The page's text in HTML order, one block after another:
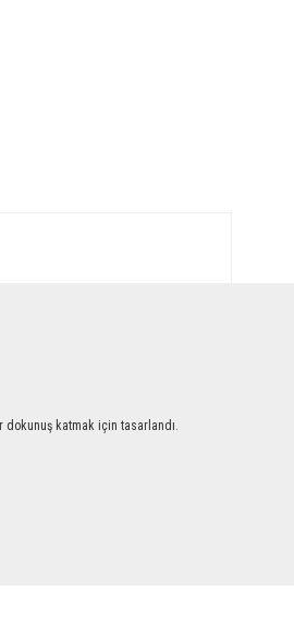
katmak için tasarlandı.